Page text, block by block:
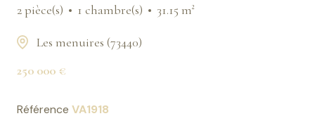
2 pièce(s)
1 chambre(s) 31.15 m²
Les menuires (73440)
250 000 €
Référence VA1918